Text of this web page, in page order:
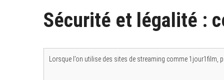
Sécurité et légalité :
Lorsque l’on utilise des sites de streaming comme